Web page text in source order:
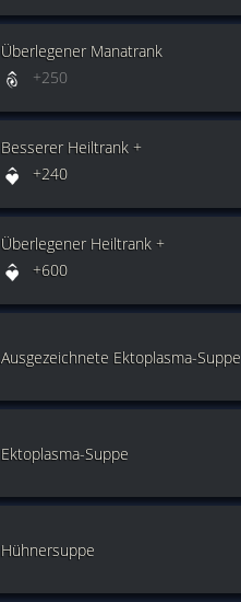
Überlegener Manatrank
+250
Besserer Heiltrank +
+240
Überlegener Heiltrank +
+600
Ausgezeichnete Ektoplasma-Suppe
Ektoplasma-Suppe
Hühnersuppe